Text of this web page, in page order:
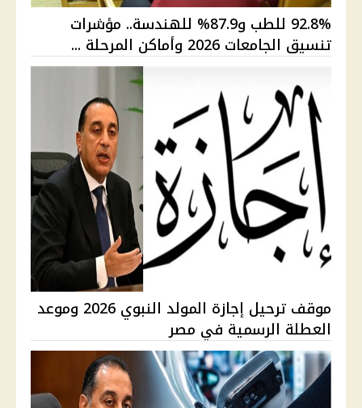
92.8% للطب و87.9% للهندسة.. مؤشرات
تنسيق الجامعات 2026 وأماكن المرحلة ...
موقف ترحيل إجازة المولد النبوي 2026 وموعد
العطلة الرسمية في مصر